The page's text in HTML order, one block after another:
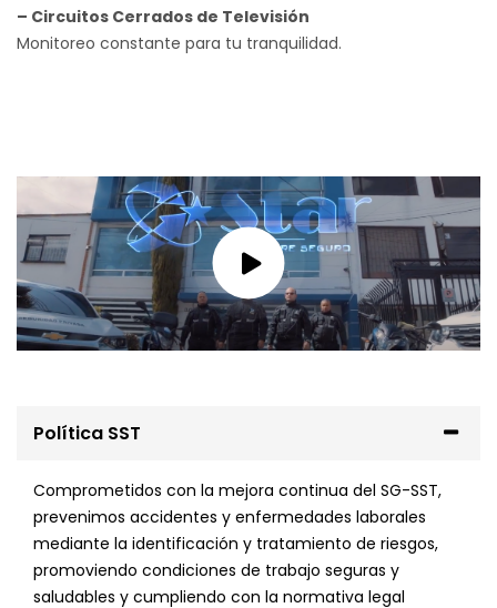
– Circuitos Cerrados de Televisión
Monitoreo constante para tu tranquilidad.
Política SST
Comprometidos con la mejora continua del SG-SST,
prevenimos accidentes y enfermedades laborales
mediante la identificación y tratamiento de riesgos,
promoviendo condiciones de trabajo seguras y
saludables y cumpliendo con la normativa legal